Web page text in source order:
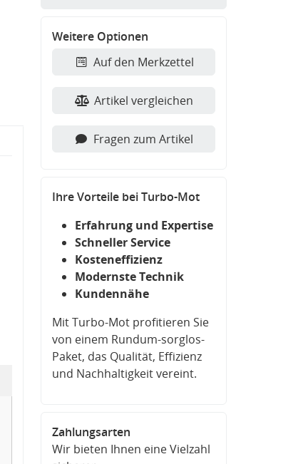
Weitere Optionen
Auf den Merkzettel
Artikel vergleichen
Fragen zum Artikel
Ihre Vorteile bei Turbo-Mot
Erfahrung und Expertise
Schneller Service
Kosteneffizienz
Modernste Technik
Kundennähe
Mit Turbo-Mot profitieren Sie
von einem Rundum-sorglos-
Paket, das Qualität, Effizienz
und Nachhaltigkeit vereint.
Zahlungsarten
Wir bieten Ihnen eine Vielzahl